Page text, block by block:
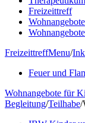
Freizeittreff
FreizeittreffMenu/
Feuer und
Wohnangebote für
Begleitung/Teilhabe/